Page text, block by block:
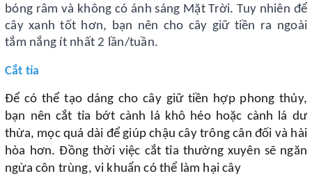
bóng râm và không có ánh sáng Mặt Trời. Tuy nhiên để
cây xanh tốt hơn, bạn nên cho cây giữ tiền ra ngoài
tắm nắng ít nhất 2 lần/tuần.
Cắt tỉa
Để có thể tạo dáng cho cây giữ tiền hợp phong thủy,
bạn nên cắt tỉa bớt cành lá khô héo hoặc cành lá dư
thừa, mọc quá dài để giúp chậu cây trông cân đối và hài
hòa hơn. Đồng thời việc cắt tỉa thường xuyên sẽ ngăn
ngừa côn trùng, vi khuẩn có thể làm hại cây